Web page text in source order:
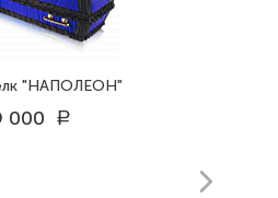
"НАПОЛЕОН"
000 a
next